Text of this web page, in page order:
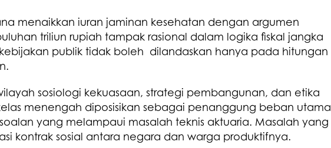
menaikkan iuran jaminan kesehatan dengan argumen
triliun rupiah tampak rasional dalam logika fiskal jangka
publik tidak boleh dilandaskan hanya pada hitungan
sosiologi kekuasaan, strategi pembangunan, dan etika
menengah diposisikan sebagai penanggung beban utama
yang melampaui masalah teknis aktuaria. Masalah yang
kontrak sosial antara negara dan warga produktifnya.